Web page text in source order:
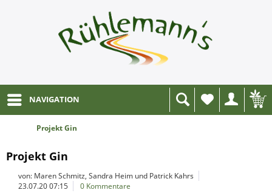
NAVIGATION
Wunschliste
Projekt Gin
Projekt Gin
von: Maren Schmitz, Sandra Heim und Patrick Kahrs
23.07.20 07:15
0 Kommentare